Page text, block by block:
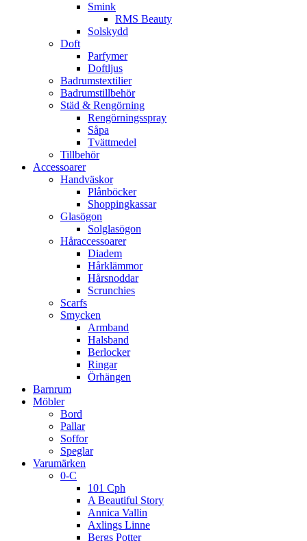
Smink
RMS Beauty
Solskydd
Doft
Parfymer
Doftljus
Badrumstextilier
Badrumstillbehör
Städ & Rengörning
Rengörningsspray
Såpa
Tvättmedel
Tillbehör
Accessoarer
Handväskor
Plånböcker
Shoppingkassar
Glasögon
Solglasögon
Håraccessoarer
Diadem
Hårklämmor
Hårsnoddar
Scrunchies
Scarfs
Smycken
Armband
Halsband
Berlocker
Ringar
Örhängen
Barnrum
Möbler
Bord
Pallar
Soffor
Speglar
Varumärken
0-C
101 Cph
A Beautiful Story
Annica Vallin
Axlings Linne
Bergs Potter